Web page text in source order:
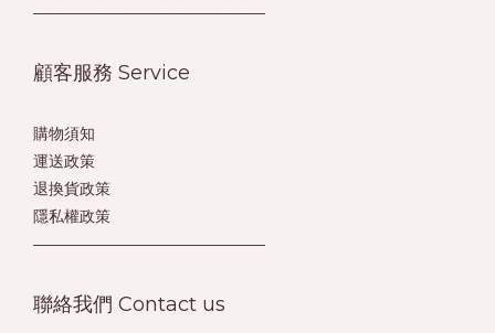
———————————————
顧客服務 Service
購物須知
運送政策
退換貨政策
隱私權政策
———————————————
聯絡我們 Contact us